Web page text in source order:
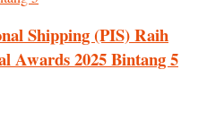
Shipping (PIS) Raih
Awards 2025 Bintang 5